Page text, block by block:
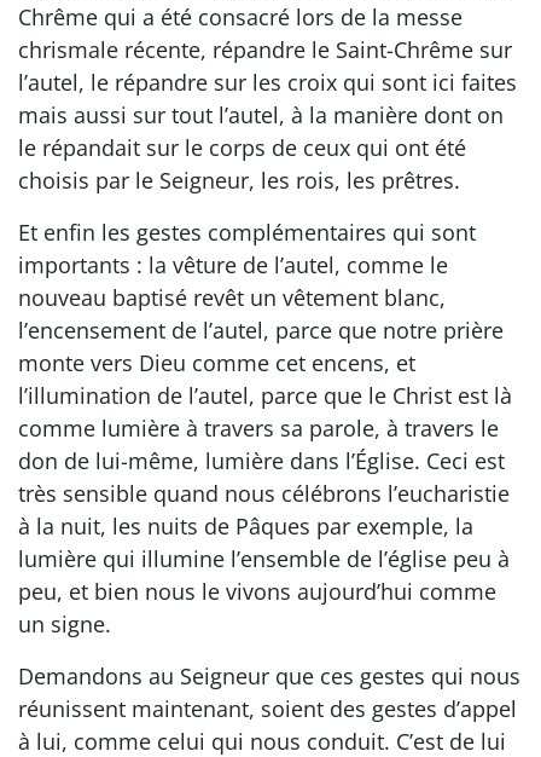
Chrême qui a été consacré lors de la messe
chrismale récente, répandre le Saint-Chrême sur
l’autel, le répandre sur les croix qui sont ici faites
mais aussi sur tout l’autel, à la manière dont on
le répandait sur le corps de ceux qui ont été
choisis par le Seigneur, les rois, les prêtres.
Et enfin les gestes complémentaires qui sont
importants : la vêture de l’autel, comme le
nouveau baptisé revêt un vêtement blanc,
l’encensement de l’autel, parce que notre prière
monte vers Dieu comme cet encens, et
l’illumination de l’autel, parce que le Christ est là
comme lumière à travers sa parole, à travers le
don de lui-même, lumière dans l’Église. Ceci est
très sensible quand nous célébrons l’eucharistie
à la nuit, les nuits de Pâques par exemple, la
lumière qui illumine l’ensemble de l’église peu à
peu, et bien nous le vivons aujourd’hui comme
un signe.
Demandons au Seigneur que ces gestes qui nous
réunissent maintenant, soient des gestes d’appel
à lui, comme celui qui nous conduit. C’est de lui